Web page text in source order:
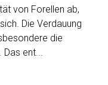
von Forellen ab,
Die Verdauung
die
Das ent...